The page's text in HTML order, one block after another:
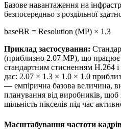
Базове навантаження на
безпосередньо з роздільної
baseBR = Resolution (MP) × 1.3
Приклад застосування:
(приблизно 2.07 MP), що працює
стандартним стисненням H.264
дає: 2.07 × 1.3 × 1.0 × 1.0
— емпірична базова величина,
планування від виробників,
щільність пікселів під час
Масштабування частоти